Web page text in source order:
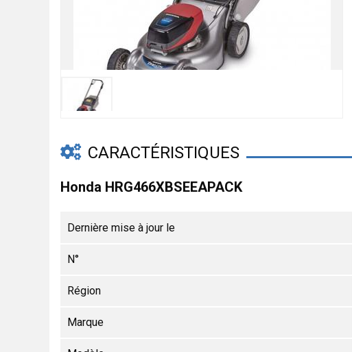
CARACTÉRISTIQUES
Honda HRG466XBSEEAPACK
Dernière mise à jour le
N°
Région
Marque